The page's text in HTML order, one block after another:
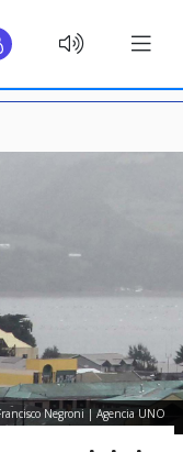
Negroni | Agencia UNO